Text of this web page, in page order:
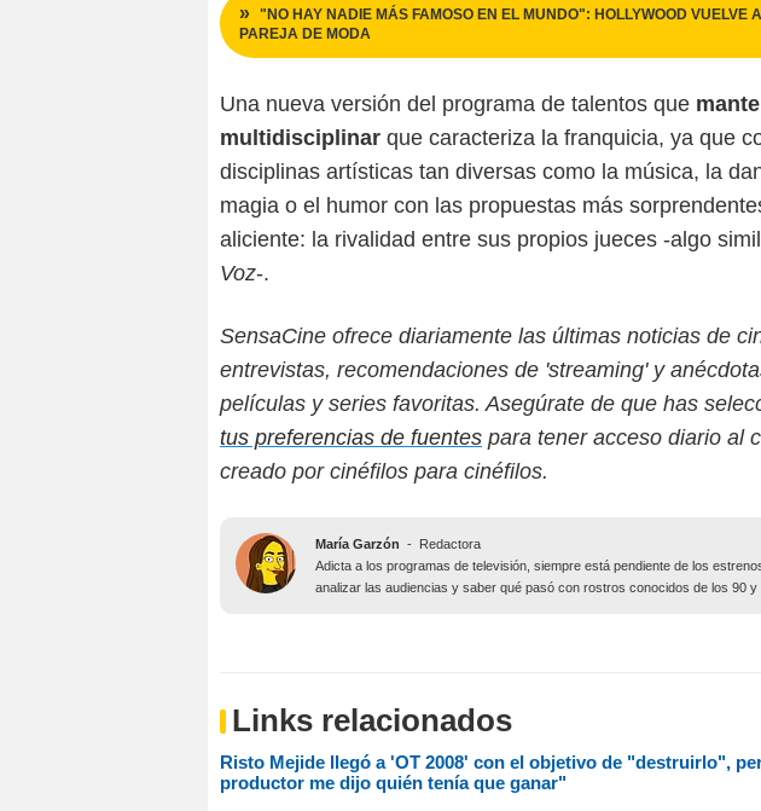
"NO HAY NADIE MÁS FAMOSO EN EL MUNDO": HOLLYWOOD VUELVE
PAREJA DE MODA
Una nueva versión del programa de talentos que
multidisciplinar que caracteriza la franquicia, ya que
disciplinas artísticas tan diversas como la música, la
magia o el humor con las propuestas más
aliciente: la rivalidad entre sus propios jueces -algo
Voz-.
SensaCine ofrece diariamente las últimas noticias de
entrevistas, recomendaciones de 'streaming' y
películas y series favoritas. Asegúrate de que has
tus preferencias de fuentes para tener acceso diario al
creado por cinéfilos para cinéfilos.
María Garzón -
Redactora
Adicta a los programas de televisión, siempre está pendiente de los
analizar las audiencias y saber qué pasó con rostros conocidos de los 90 y
Links relacionados
Risto Mejide llegó a 'OT 2008' con el objetivo de "destruirlo",
productor me dijo quién tenía que ganar"